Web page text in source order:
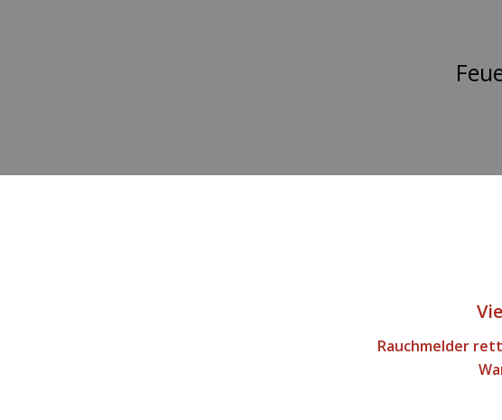
Rauchmelder